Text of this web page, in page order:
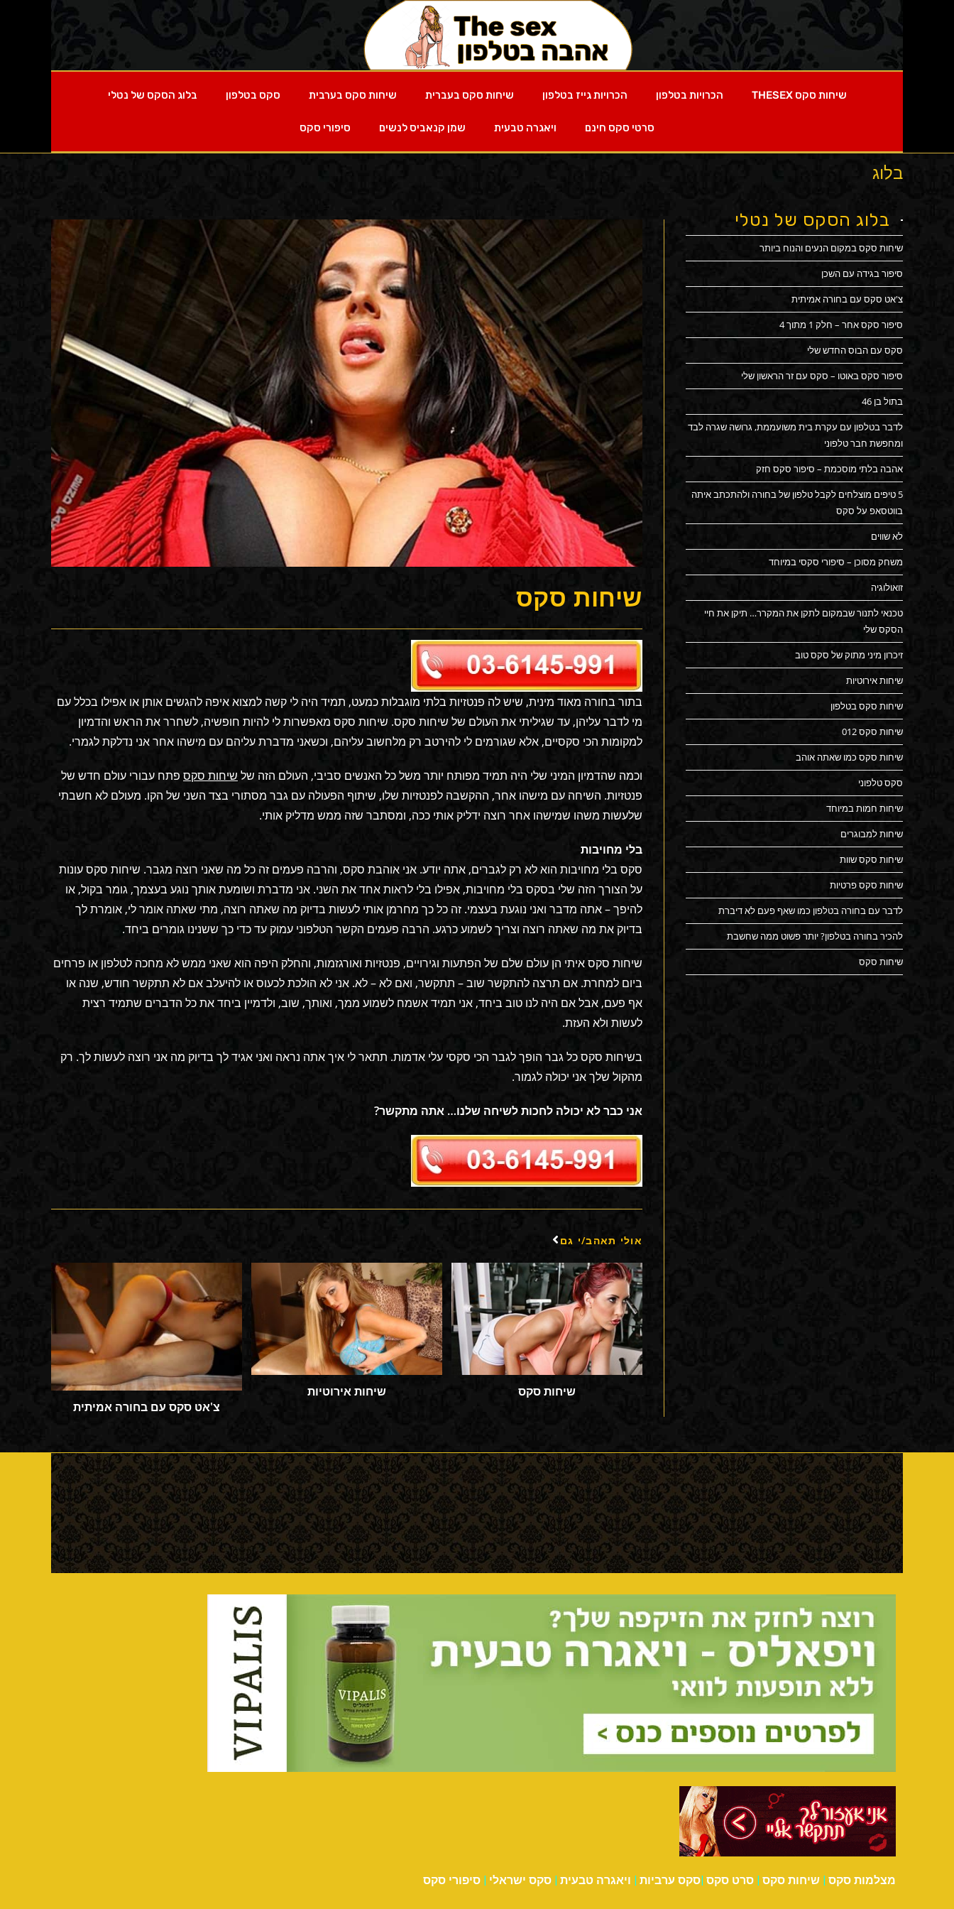
שיחות סקס THESEX הכרויות בטלפון הכרויות גייז בטלפון שיחות סקס בעברית שיחות סקס בערבית סקס בטלפון בלוג הסקס של נטלי
סרטי סקס חינם ויאגרה טבעית שמן קנאביס לנשים סיפורי סקס
בלוג
שיחות סקס
בתור בחורה מאוד מינית, שיש לה פנטזיות בלתי מוגבלות כמעט, תמיד היה לי קשה למצוא איפה להגשים אותן או אפילו בכלל עם
מי לדבר עליהן, עד שגיליתי את העולם של שיחות סקס. שיחות סקס מאפשרות לי להיות חופשיה, לשחרר את הראש והדמיון
למקומות הכי סקסיים, אלא שגורמים לי להירטב רק מלחשוב עליהם, וכשאני מדברת עליהם עם מישהו אחר אני נדלקת לגמרי.
וכמה שהדמיון המיני שלי היה תמיד מפותח יותר משל כל האנשים סביבי, העולם הזה של שיחות סקס פתח עבורי עולם חדש של
פנטזיות. השיחה עם מישהו אחר, ההקשבה לפנטזיות שלו, שיתוף הפעולה עם גבר מסתורי בצד השני של הקו. מעולם לא חשבתי
שלעשות משהו שמישהו אחר רוצה ידליק אותי ככה, ומסתבר שזה ממש מדליק אותי.
בלי מחויבות
סקס בלי מחויבות הוא לא רק לגברים, אתה יודע. אני אוהבת סקס, והרבה פעמים זה כל מה שאני רוצה מגבר. שיחות סקס עונות
על הצורך הזה שלי בסקס בלי מחויבות, אפילו בלי לראות אחד את השני. אני מדברת ושומעת אותך נוגע בעצמך, גומר בקול, או
להיפך – אתה מדבר ואני נוגעת בעצמי. זה כל כך מחרמן אותי לעשות בדיוק מה שאתה רוצה, מתי שאתה אומר לי, אומרת לך
בדיוק את מה שאתה רוצה וצריך לשמוע כרגע. הרבה פעמים הקשר הטלפוני עמוק עד כדי כך ששנינו גומרים ביחד.
שיחות סקס איתי הן עולם שלם של הפתעות וגירויים, פנטזיות ואורגזמות, והחלק היפה הוא שאני ממש לא מחכה לטלפון או פרחים
ביום למחרת. אם תרצה להתקשר שוב – תתקשר, ואם לא – לא. אני לא הולכת לכעוס או להיעלב אם לא תתקשר חודש, שנה או
אף פעם, אבל אם היה לנו טוב ביחד, אני תמיד אשמח לשמוע ממך, ואותך, שוב, ולדמיין ביחד את כל הדברים שתמיד רצית
לעשות ולא העזת.
בשיחות סקס כל גבר הופך לגבר הכי סקסי עלי אדמות. תתאר לי איך אתה נראה ואני אגיד לך בדיוק מה אני רוצה לעשות לך. רק
מהקול שלך אני יכולה לגמור.
אני כבר לא יכולה לחכות לשיחה שלנו… אתה מתקשר?
אולי תאהב/י גם
צ'אט סקס עם בחורה אמיתית
שיחות אירוטיות שיחות סקס
בלוג הסקס של נטלי
שיחות סקס במקום הנעים והנוח ביותר
סיפור בגידה עם השכן
צ'אט סקס עם בחורה אמיתית
סיפור סקס אחר – חלק 1 מתוך 4
סקס עם הבוס החדש שלי
סיפור סקס באוטו – סקס עם זר הראשון שלי
בתול בן 46
לדבר בטלפון עם עקרת בית משועממת, גרושה שגרה לבד
ומחפשת חבר טלפוני
אהבה בלתי מוסכמת – סיפור סקס חזק
5 טיפים מוצלחים לקבל טלפון של בחורה ולהתכתב איתה
בווטסאפ על סקס
לא שווים
משחק מסוכן – סיפורי סקסי במיוחד
זואולוגיה
טכנאי לתנור שבמקום לתקן את המקרר… תיקן את חיי
הסקס שלי
זיכרון מיני מתוק של סקס טוב
שיחות אירוטיות
שיחות סקס בטלפון
שיחות סקס 012
שיחות סקס כמו שאתה אוהב
סקס טלפוני
שיחות חמות במיוחד
שיחות למבוגרים
שיחות סקס שוות
שיחות סקס פרטיות
לדבר עם בחורה בטלפון כמו שאף פעם לא דיברת
להכיר בחורה בטלפון? יותר פשוט ממה שחשבת
שיחות סקס
מצלמות סקס | שיחות סקס | סרט סקס |סקס ערביות | ויאגרה טבעית | סקס ישראלי | סיפורי סקס